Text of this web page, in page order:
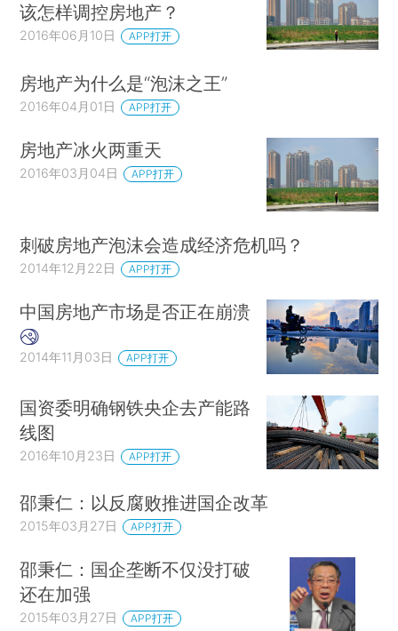
该怎样调控房地产？
2016年06月10日 APP打开
房地产为什么是“泡沫之王”
2016年04月01日 APP打开
房地产冰火两重天
2016年03月04日 APP打开
刺破房地产泡沫会造成经济危机吗？
2014年12月22日 APP打开
中国房地产市场是否正在崩溃
2014年11月03日 APP打开
国资委明确钢铁央企去产能路
线图
2016年10月23日 APP打开
邵秉仁：以反腐败推进国企改革
2015年03月27日 APP打开
邵秉仁：国企垄断不仅没打破
还在加强
2015年03月27日 APP打开